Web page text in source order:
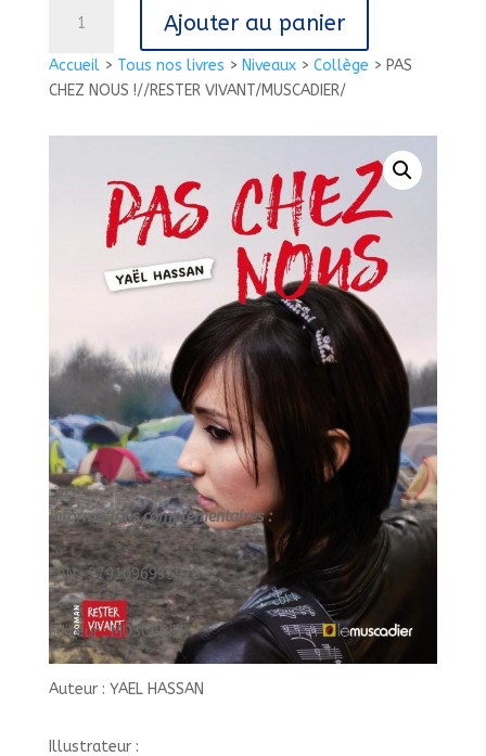
Accueil> Tous nos livres > Niveaux> Collège > PAS
CHEZ NOUS !//RESTER VIVANT/MUSCADIER/
PAS
CHEZ
Ajouter au panier
Informations complémentaires :
EAN : 9791096935970
Éditeur : MUSCADIER
Auteur : YAEL HASSAN
Illustrateur :